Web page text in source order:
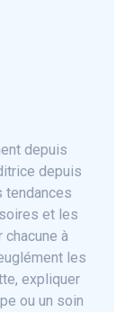
depuis
depuis
tendances
et les
à
les
expliquer
ou un soin